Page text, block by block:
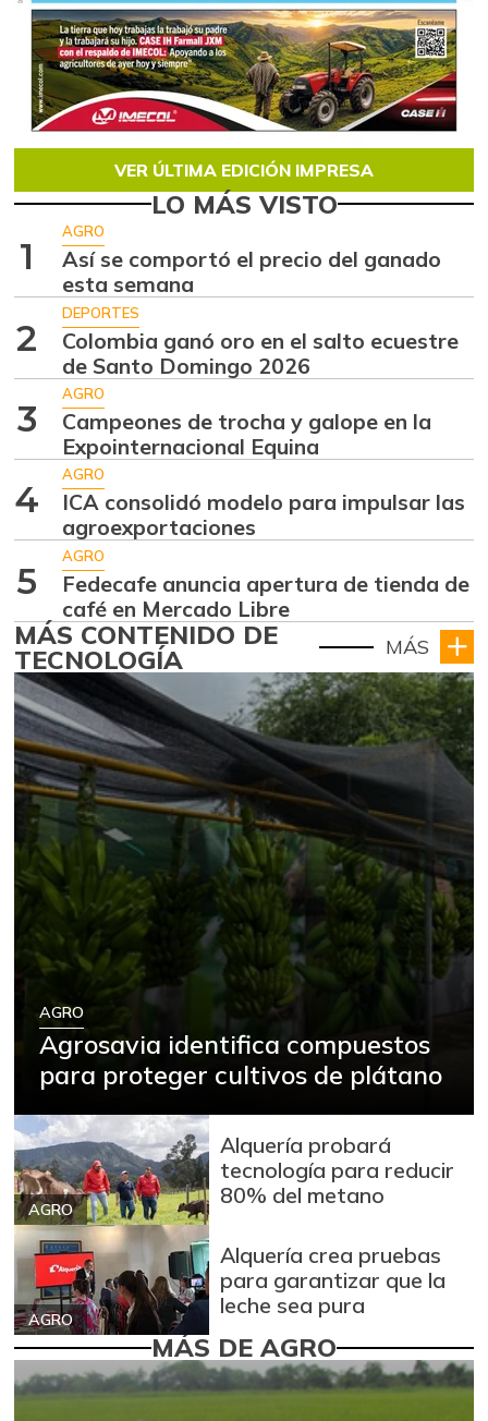
VER ÚLTIMA EDICIÓN IMPRESA
LO MÁS VISTO
1
AGRO
Así se comportó el precio del ganado
esta semana
2
DEPORTES
Colombia ganó oro en el salto ecuestre
de Santo Domingo 2026
3
AGRO
Campeones de trocha y galope en la
Expointernacional Equina
4
AGRO
ICA consolidó modelo para impulsar las
agroexportaciones
5
AGRO
Fedecafe anuncia apertura de tienda de
café en Mercado Libre
MÁS CONTENIDO DE
TECNOLOGÍA MÁS
AGRO
Agrosavia identifica compuestos
para proteger cultivos de plátano
AGRO
Alquería probará
tecnología para reducir
80% del metano
AGRO
Alquería crea pruebas
para garantizar que la
leche sea pura
MÁS DE AGRO